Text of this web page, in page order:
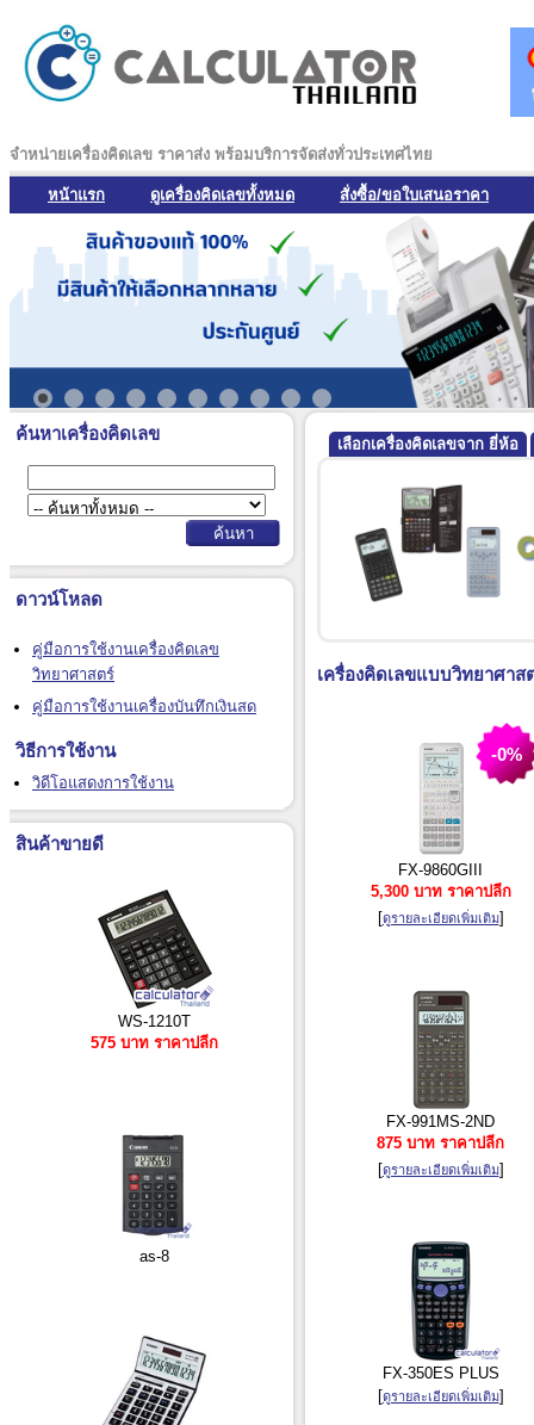
จำหน่ายเครื่องคิดเลข ราคาส่ง พร้อมบริการจัดส่งทั่วประเทศไทย
หน้าแรก ดูเครื่องคิดเลขทั้งหมด สั่งซื้อ/ขอใบเสนอราคา
ค้นหาเครื่องคิดเลข
ดาวน์โหลด
คู่มือการใช้งานเครื่องคิดเลข
วิทยาศาสตร์
คู่มือการใช้งานเครื่องบันทึกเงินสด
วิธีการใช้งาน
วิดีโอแสดงการใช้งาน
สินค้าขายดี
WS-1210T
575 บาท ราคาปลีก
as-8
เลือกเครื่องคิดเลขจาก ยี่ห้อ
เครื่องคิดเลขแบบวิทยาศาส
FX-9860GIII
5,300 บาท ราคาปลีก
[ดูรายละเอียดเพิ่มเติม]
-0%
FX-991MS-2ND
875 บาท ราคาปลีก
[ดูรายละเอียดเพิ่มเติม]
FX-350ES PLUS
[ดูรายละเอียดเพิ่มเติม]